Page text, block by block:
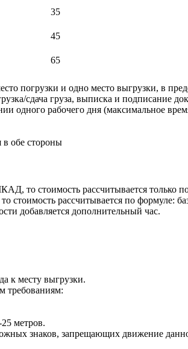
35
45
65
погрузки и одно место выгрузки, в
сдача груза, выписка и подписание
одного рабочего дня (максимальное
обе стороны
то стоимость рассчитывается только
стоимость рассчитывается по формуле:
добавляется дополнительный час.
к месту выгрузки.
требованиям:
метров.
знаков, запрещающих движение